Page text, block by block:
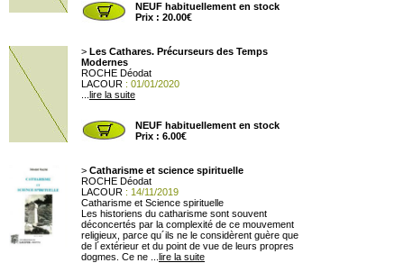
NEUF habituellement en stock
Prix : 20.00€
> Les Cathares. Précurseurs des Temps
Modernes
ROCHE Déodat
LACOUR : 01/01/2020
lire la suite
NEUF habituellement en stock
Prix : 6.00€
> Catharisme et science spirituelle
ROCHE Déodat
LACOUR : 14/11/2019
Catharisme et Science spirituelle
Les historiens du catharisme sont souvent
déconcertés par la complexité de ce mouvement
religieux, parce qu´ils ne le considèrent guère que
de l´extérieur et du point de vue de leurs propres
dogmes. Ce ne ... lire la suite